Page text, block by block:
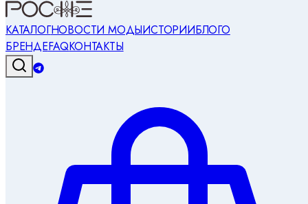
КАТАЛОГНОВОСТИ МОДЫИСТОРИИБЛОГО
БРЕНДЕFAQКОНТАКТЫ